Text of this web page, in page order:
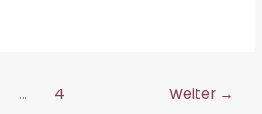
… 4 Weiter →